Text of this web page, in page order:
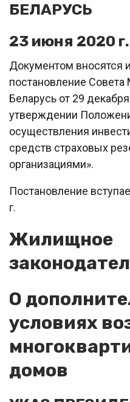
БЕЛАРУСЬ
23 июня 2020
Документом вносятся
постановление
Беларусь от 29
утверждении
осуществления
средств страховых
организациями».
Постановление
г.
Жилищное
О
условиях
домов